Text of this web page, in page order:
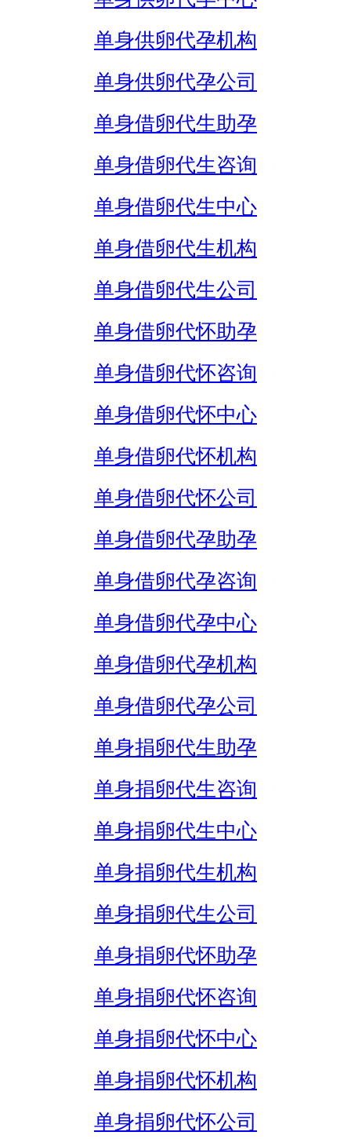
单身供卵代孕机构
单身供卵代孕公司
单身借卵代生助孕
单身借卵代生咨询
单身借卵代生中心
单身借卵代生机构
单身借卵代生公司
单身借卵代怀助孕
单身借卵代怀咨询
单身借卵代怀中心
单身借卵代怀机构
单身借卵代怀公司
单身借卵代孕助孕
单身借卵代孕咨询
单身借卵代孕中心
单身借卵代孕机构
单身借卵代孕公司
单身捐卵代生助孕
单身捐卵代生咨询
单身捐卵代生中心
单身捐卵代生机构
单身捐卵代生公司
单身捐卵代怀助孕
单身捐卵代怀咨询
单身捐卵代怀中心
单身捐卵代怀机构
单身捐卵代怀公司